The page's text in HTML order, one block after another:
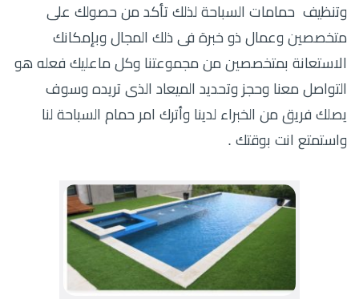
وتنظيف حمامات السباحة لذلك تأكد من حصولك على
متخصصين وعمال ذو خبرة فى ذلك المجال وبإمكانك
الاستعانة بمتخصصين من مجموعتنا وكل ماعليك فعله هو
التواصل معنا وحجز وتحديد الميعاد الذى تريده وسوف
يصلك فريق من الخبراء لدينا وأترك امر حمام السباحة لنا
واستمتع انت بوقتك .